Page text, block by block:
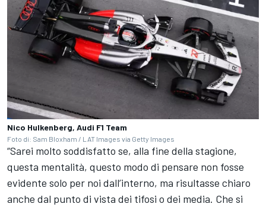
Nico Hulkenberg, Audi F1 Team
Foto di: Sam Bloxham / LAT Images via Getty Images
“Sarei molto soddisfatto se, alla fine della stagione,
questa mentalità, questo modo di pensare non fosse
evidente solo per noi dall’interno, ma risultasse chiaro
anche dal punto di vista dei tifosi o dei media. Che si